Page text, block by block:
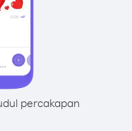
percakapan